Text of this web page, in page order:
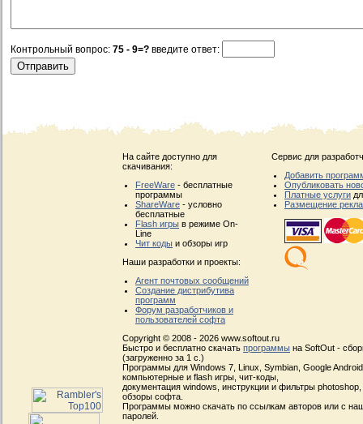
Контрольный вопрос: 75 - 9=? введите ответ:
На сайте доступно для
скачивания:
FreeWare - бесплатные
программы
ShareWare - условно
бесплатные
Flash игры в режиме On-
Line
Чит коды и обзоры игр
Наши разработки и проекты:
Агент почтовых сообщений
Создание дистрибутива
программ
Форум разработчиков и
пользователей софта
Сервис для
Добавить
Опубликовать
Платные услуги
Размещение
Copyright © 2008 - 2026 www.softout.ru
Быстро и бесплатно скачать программы на SoftOut -
(загруженно за 1 с.)
Программы для Windows 7, Linux, Symbian, Google
компьютерные и flash игры, чит-коды,
документация windows, инструкции и фильтры
обзоры софта.
Программы можно скачать по ссылкам авторов или с
паролей.